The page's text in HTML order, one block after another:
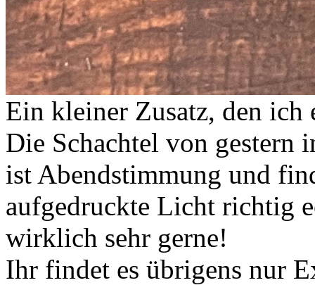
Ein kleiner Zusatz, den
Die Schachtel von gestern
ist Abendstimmung und
aufgedruckte Licht richtig
wirklich sehr gerne!
Ihr findet es übrigens nur